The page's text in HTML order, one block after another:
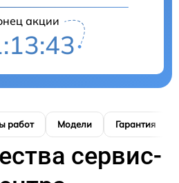
акции
работ Модели Гарантия
сервис-